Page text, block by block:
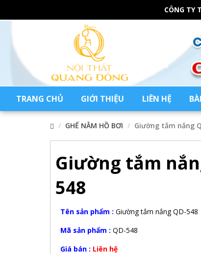
CÔNG TY
TRANG CHỦ GIỚI THIỆU LIÊN HỆ
GHẾ NẰM HỒ BƠI Giường tắm nắng
Giường tắm
548
Tên sản phẩm : Giường tắm nắng QD-548
Mã sản phẩm : QD-548
Giá bán : Liên hệ